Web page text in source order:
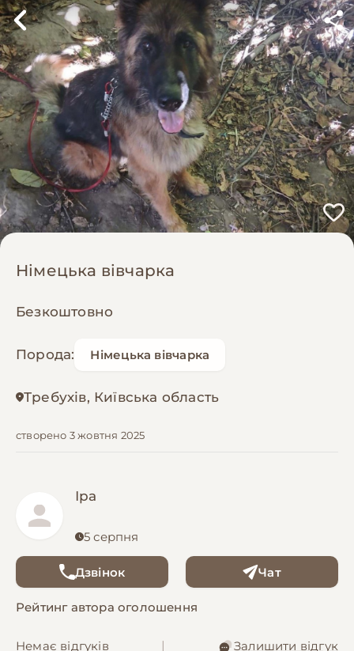
Німецька вівчарка
Безкоштовно
Порода: Німецька вівчарка
Требухів, Київська область
створено 3 жовтня 2025
Іра
5 серпня
Дзвінок Чат
Рейтинг автора оголошення
Немає відгуків Залишити відгук